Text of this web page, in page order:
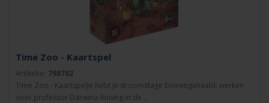
Time Zoo - Kaartspel
Artikelnr: 798782
Time Zoo - KaartspelJe hebt je droomstage binnengehaald; werken
voor professor Darwina Anning in de ..